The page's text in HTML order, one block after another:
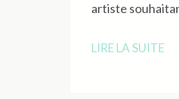
artiste
LIRE LA SUITE